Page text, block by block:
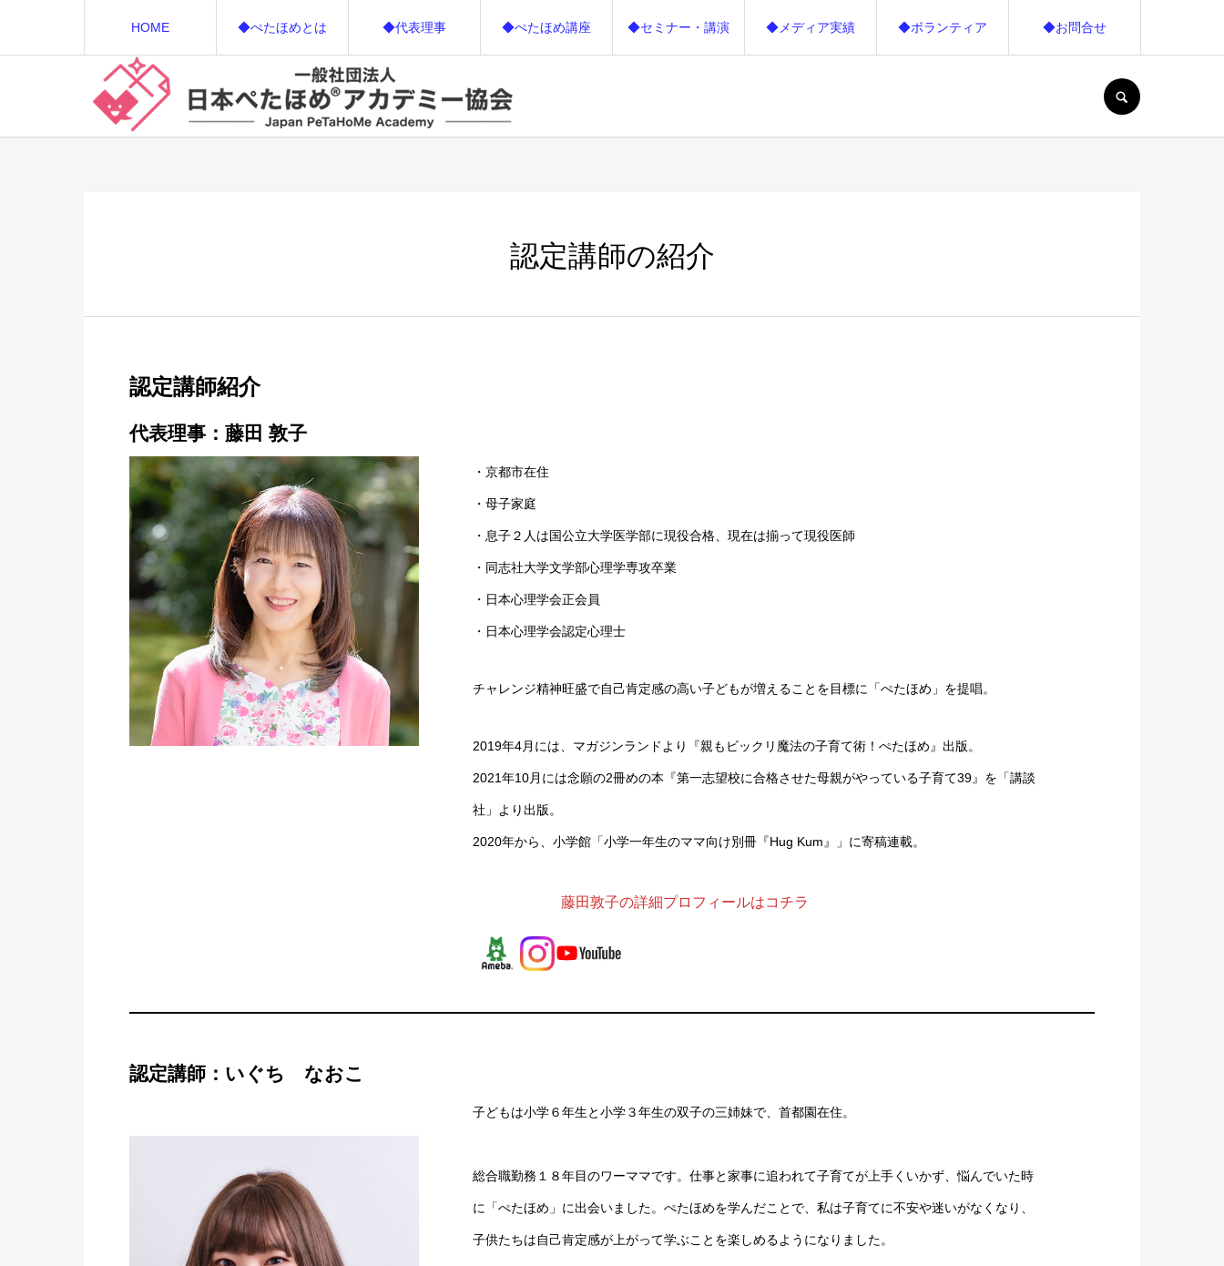
HOME ◆ぺたほめとは ◆代表理事 ◆ぺたほめ講座 ◆セミナー・講演 ◆メディア実績 ◆ボランティア ◆お問合せ
認定講師の紹介
認定講師紹介
代表理事：藤田 敦子
・京都市在住
・母子家庭
・息子２人は国公立大学医学部に現役合格、現在は揃って現役医師
・同志社大学文学部心理学専攻卒業
・日本心理学会正会員
・日本心理学会認定心理士
チャレンジ精神旺盛で自己肯定感の高い子どもが増えることを目標に「ぺたほめ」を提唱。
2019年4月には、マガジンランドより『親もビックリ魔法の子育て術！ぺたほめ』出版。
2021年10月には念願の2冊めの本『第一志望校に合格させた母親がやっている子育て39』を「講談
社」より出版。
2020年から、小学館「小学一年生のママ向け別冊『Hug Kum』」に寄稿連載。
藤田敦子の詳細プロフィールはコチラ
認定講師：いぐち なおこ
子どもは小学６年生と小学３年生の双子の三姉妹で、首都園在住。
総合職勤務１８年目のワーママです。仕事と家事に追われて子育てが上手くいかず、悩んでいた時
に「ぺたほめ」に出会いました。ぺたほめを学んだことで、私は子育てに不安や迷いがなくなり、
子供たちは自己肯定感が上がって学ぶことを楽しめるようになりました。